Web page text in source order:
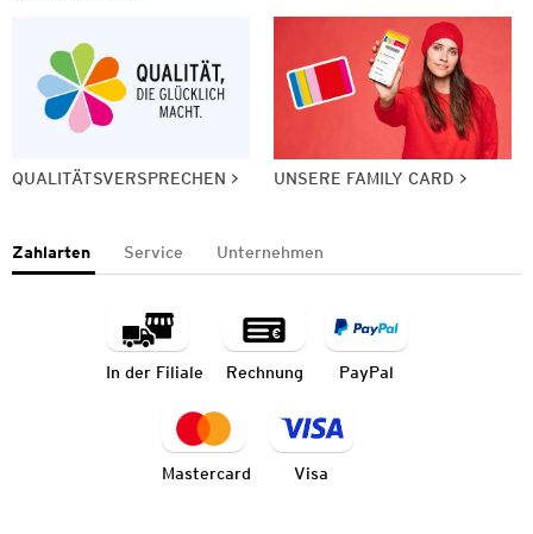
QUALITÄTSVERSPRECHEN UNSERE FAMILY CARD
Zahlarten Service Unternehmen
In der Filiale Rechnung PayPal
Mastercard Visa